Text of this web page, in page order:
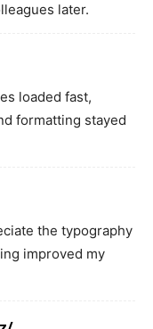
later.
loaded fast,
formatting stayed
the typography
improved my